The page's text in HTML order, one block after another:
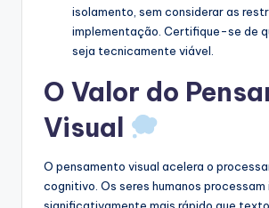
isolamento, sem considerar as
implementação. Certifique-se de
seja tecnicamente viável.
O Valor do
Visual
O pensamento visual acelera o
cognitivo. Os seres humanos processam
significativamente mais rápido que